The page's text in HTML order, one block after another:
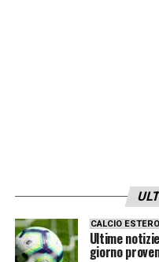
CALCIO ESTERO
Ultime
giorno